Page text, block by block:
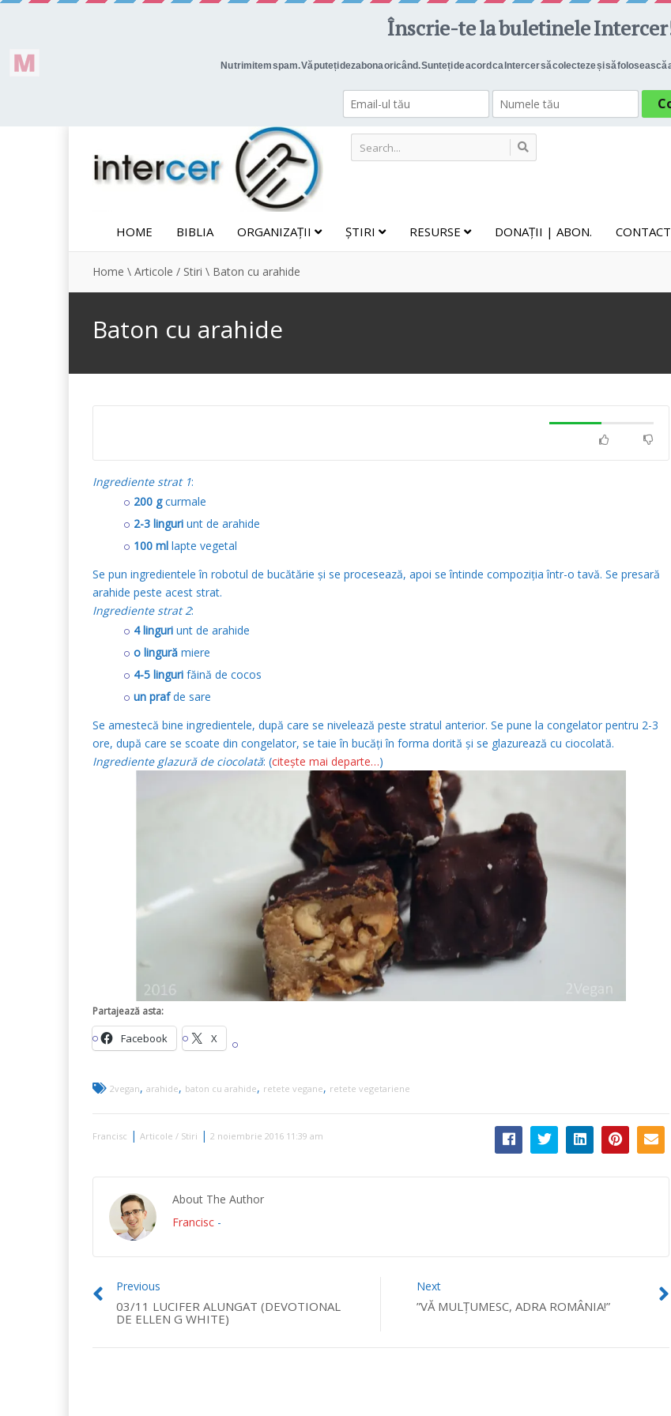
HOME BIBLIA ORGANIZAȚII ȘTIRI RESURSE DONAȚII | ABON. CONTACT
Home \ Articole / Stiri \ Baton cu arahide
Baton cu arahide
Ingrediente strat 1:
200 gcurmale
2-3 linguri unt de arahide
100 ml lapte vegetal
Se pun ingredientele în robotul de bucătărie și se procesează, apoi se întinde compoziția într-o tavă. Se presară
arahide peste acest strat.
Ingrediente strat 2:
4 linguri unt de arahide
o lingură miere
4-5 linguri făină de cocos
un prafde sare
Se amestecă bine ingredientele, după care se nivelează peste stratul anterior. Se pune la congelator pentru 2-3
ore, după care se scoate din congelator, se taie în bucăți în forma dorită și se glazurează cu ciocolată.
Ingrediente glazură de ciocolată: (citește mai departe…)
Partajează asta:
Facebook X
2vegan, arahide, baton cu arahide, retete vegane, retete vegetariene
Francisc | Articole / Stiri | 2 noiembrie 2016 11:39 am
About The Author
Francisc -
Previous
03/11 LUCIFER ALUNGAT (DEVOTIONAL
DE ELLEN G WHITE)
Next
”VĂ MULȚUMESC, ADRA ROMÂNIA!”